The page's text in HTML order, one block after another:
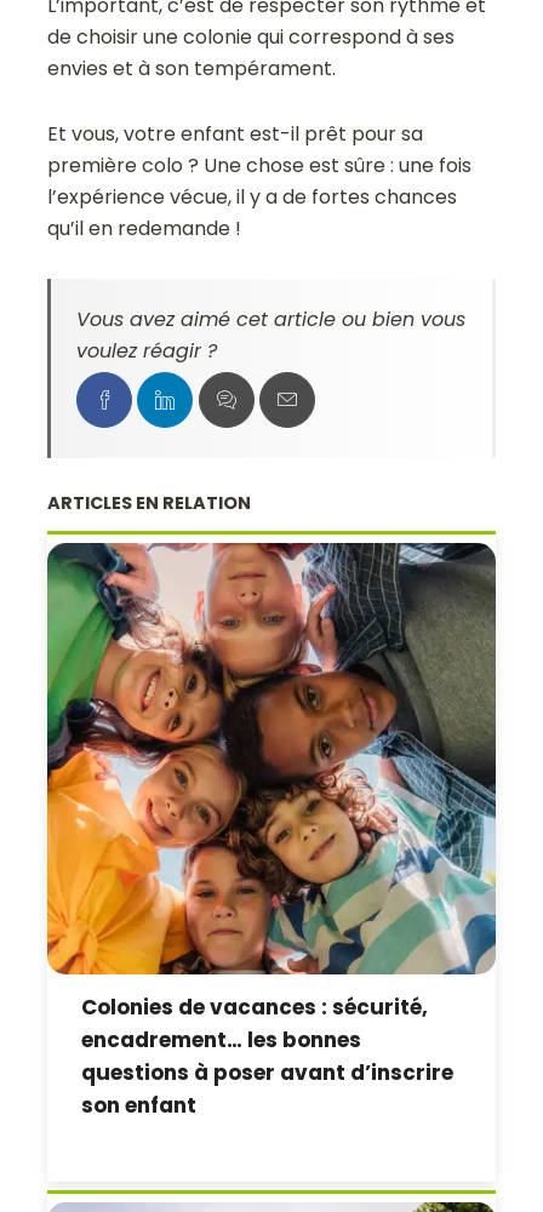
de choisir une colonie qui correspond à ses
envies et à son tempérament.
Et vous, votre enfant est-il prêt pour sa
première colo ? Une chose est sûre : une fois
l’expérience vécue, il y a de fortes chances
qu’il en redemande !
Vous avez aimé cet article ou bien vous
voulez réagir ?
ARTICLES EN RELATION
Colonies de vacances : sécurité,
encadrement… les bonnes
questions à poser avant d’inscrire
son enfant